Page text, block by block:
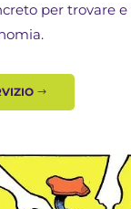
per trovare